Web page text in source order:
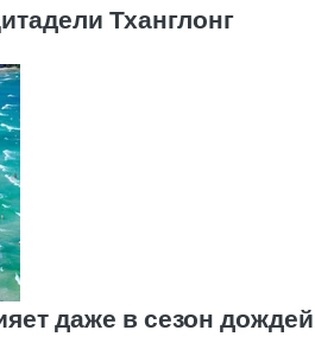
Тханглонг
даже в сезон дождей